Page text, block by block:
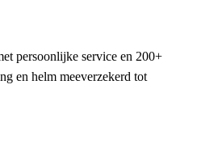
persoonlijke service en 200+
en helm meeverzekerd tot